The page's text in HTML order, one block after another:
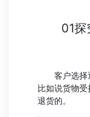
01探
客户选择退
比如说货物
退货的。